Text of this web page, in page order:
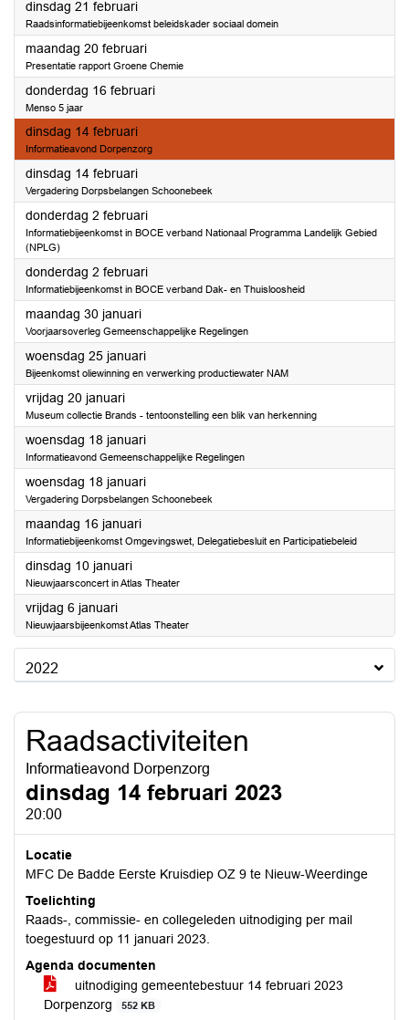
dinsdag 21 februari2023
Raadsinformatiebijeenkomst beleidskader sociaal domein
maandag 20 februari2023
Presentatie rapport Groene Chemie
donderdag 16 februari2023
Menso 5 jaar
dinsdag 14 februari2023
Informatieavond Dorpenzorg
dinsdag 14 februari2023
Vergadering Dorpsbelangen Schoonebeek
donderdag 2 februari2023
Informatiebijeenkomst in BOCE verband Nationaal Programma Landelijk Gebied
(NPLG)
donderdag 2 februari2023
Informatiebijeenkomst in BOCE verband Dak- en Thuisloosheid
maandag 30 januari2023
Voorjaarsoverleg Gemeenschappelijke Regelingen
woensdag 25 januari2023
Bijeenkomst oliewinning en verwerking productiewater NAM
vrijdag 20 januari2023
Museum collectie Brands - tentoonstelling een blik van herkenning
woensdag 18 januari2023
Informatieavond Gemeenschappelijke Regelingen
woensdag 18 januari2023
Vergadering Dorpsbelangen Schoonebeek
maandag 16 januari2023
Informatiebijeenkomst Omgevingswet, Delegatiebesluit en Participatiebeleid
dinsdag 10 januari2023
Nieuwjaarsconcert in Atlas Theater
vrijdag 6 januari2023
Nieuwjaarsbijeenkomst Atlas Theater
2022
Raadsactiviteiten
Informatieavond Dorpenzorg
dinsdag 14 februari 2023
20:00
Locatie
MFC De Badde Eerste Kruisdiep OZ 9 te Nieuw-Weerdinge
Toelichting
Raads-, commissie- en collegeleden uitnodiging per mail
toegestuurd op 11 januari 2023.
Agenda documenten
uitnodiging gemeentebestuur 14 februari 2023
Dorpenzorg
552 KB